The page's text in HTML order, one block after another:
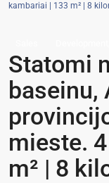
kambariai | 133 m² | 8
Statomi
baseinu,
mieste.
m² | 8